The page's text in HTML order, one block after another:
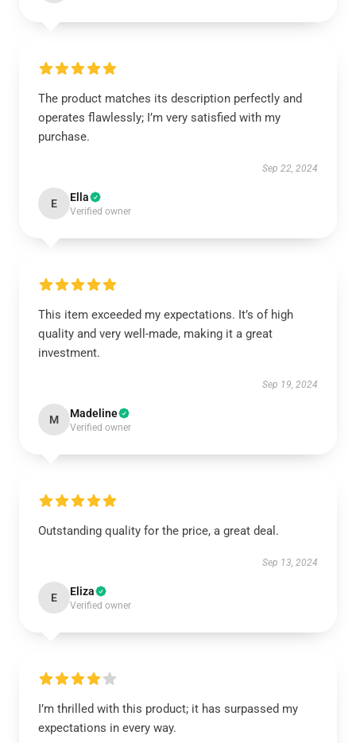
The product matches its description perfectly and
operates flawlessly; I’m very satisfied with my
purchase.
Sep 22, 2024
E Ella
Verified owner
This item exceeded my expectations. It’s of high
quality and very well-made, making it a great
investment.
Sep 19, 2024
M Madeline
Verified owner
Outstanding quality for the price, a great deal.
Sep 13, 2024
E Eliza
Verified owner
I’m thrilled with this product; it has surpassed my
expectations in every way.